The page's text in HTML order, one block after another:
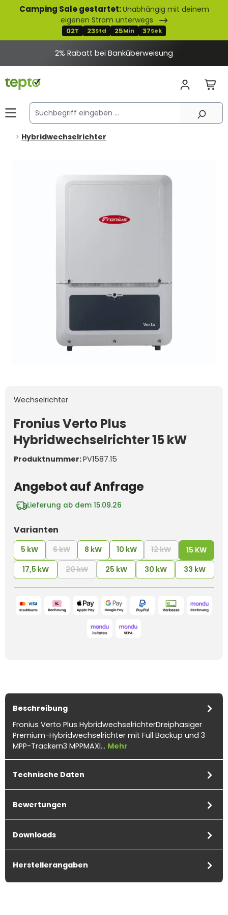
springen
Camping Sale gestartet:Unabhängig mit deinem
eigenen Strom unterwegs
02T 23Std 25Min 37Sek
2% Rabatt bei Banküberweisung
Hybridwechselrichter
Wechselrichter
Fronius Verto Plus
Hybridwechselrichter 15 kW
Produktnummer:PV1587.15
Angebot auf Anfrage
Lieferung ab dem 15.09.26
Varianten
5 kW 6 kW(Diese Option ist zurzeit nicht verfügbar.)
8 kW 10 kW 12 kW(Diese Option
15 KW
17,5 kW
20 kW(Diese Option ist zurzeit nicht
25 kW 30 kW 33 kW
Beschreibung
Fronius Verto Plus HybridwechselrichterDreiphasiger
Premium-Hybridwechselrichter mit Full Backup und 3
MPP-Trackern3 MPPMAXI… Mehr
Technische Daten
Bewertungen
Downloads
Herstellerangaben